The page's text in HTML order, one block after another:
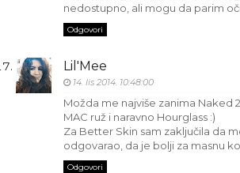
nedostupno, ali mogu da parim
Odgovori
Lil'Mee
14. lis 2014. 10:48:00
Možda me najviše zanima Naked
MAC ruž i naravno Hourglass :)
Za Better Skin sam zaključila da
odgovarao, da je bolji za masnu
Odgovori